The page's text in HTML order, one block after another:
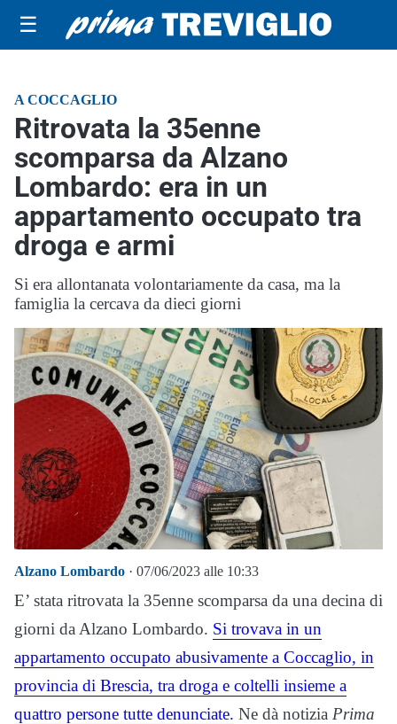
☰
A COCCAGLIO
Ritrovata la 35enne
scomparsa da Alzano
Lombardo: era in un
appartamento occupato tra
droga e armi
Si era allontanata volontariamente da casa, ma la
famiglia la cercava da dieci giorni
Alzano Lombardo · 07/06/2023 alle 10:33
E’ stata ritrovata la 35enne scomparsa da una decina di
giorni da Alzano Lombardo. Si trovava in un
appartamento occupato abusivamente a Coccaglio, in
provincia di Brescia, tra droga e coltelli insieme a
quattro persone tutte denunciate. Ne dà notizia Prima